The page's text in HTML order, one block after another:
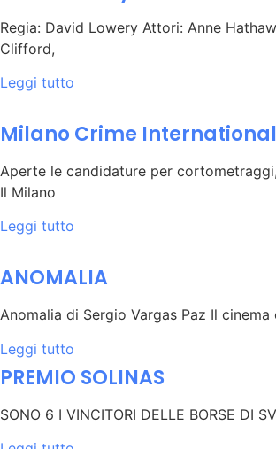
Regia: David Lowery Attori: Anne
Clifford,
Leggi tutto
Milano Crime
Aperte le candidature per
Il Milano
Leggi tutto
ANOMALIA
Anomalia di Sergio Vargas Paz Il
Leggi tutto
PREMIO SOLINAS
SONO 6 I VINCITORI DELLE BORSE DI